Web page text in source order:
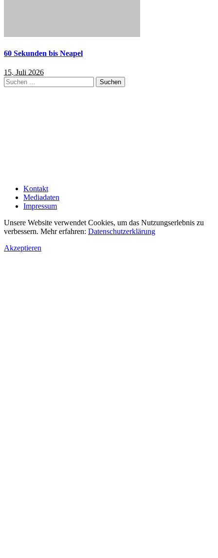
60 Sekunden bis Neapel
15. Juli 2026
Suchen
nach:
Kontakt
Mediadaten
Impressum
Unsere Website verwendet Cookies, um das Nutzungserlebnis zu
verbessern. Mehr erfahren: Datenschutzerklärung
Akzeptieren